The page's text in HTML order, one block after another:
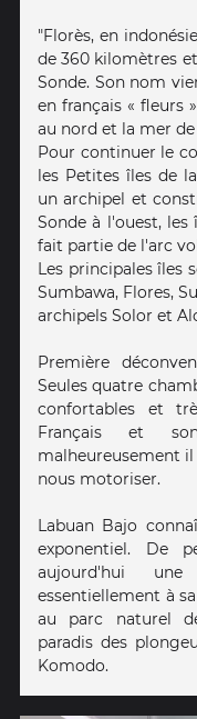
"Florès, en
de 360 kilomètres
Sonde. Son nom
en français « fleurs
au nord et la mer
Pour continuer le
les Petites îles de
un archipel et
Sonde à l'ouest, les
fait partie de l'arc
Les principales îles
Sumbawa, Flores,
archipels Solor et
Première
Seules quatre
confortables et
Français et
malheureusement
nous motoriser.
Labuan Bajo
exponentiel. De
aujourd'hui
essentiellement à
au parc naturel
paradis des
Komodo.